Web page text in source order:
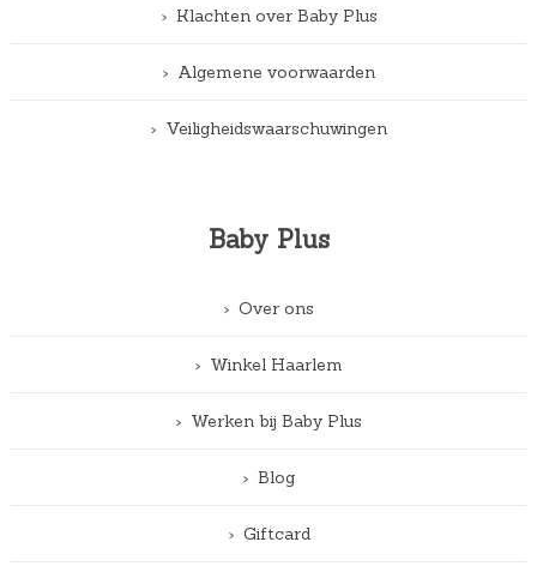
Klachten over Baby Plus
Algemene voorwaarden
Veiligheidswaarschuwingen
Baby Plus
Over ons
Winkel Haarlem
Werken bij Baby Plus
Blog
Giftcard